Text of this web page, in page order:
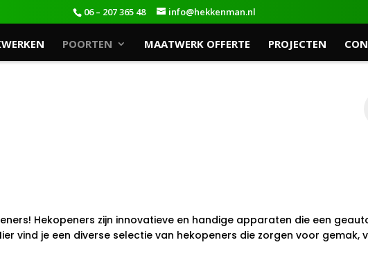
06 – 207 365 48 info@hekkenman.nl
POORTEN MAATWERK OFFERTE PROJECTEN
Hekopeners zijn innovatieve en handige apparaten die een
vind je een diverse selectie van hekopeners die zorgen voor gemak,